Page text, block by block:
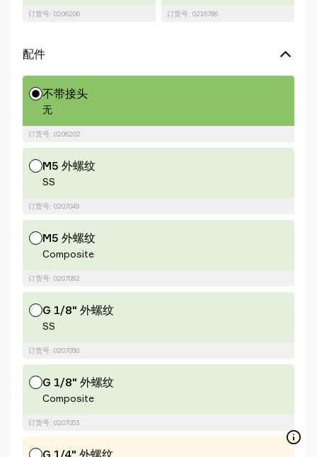
订货号: 0206206 订货号: 0216786
配件
不带接头
无
订货号: 0206202
M5 外螺纹
SS
订货号: 0207049
M5 外螺纹
Composite
订货号: 0207052
G 1/8" 外螺纹
SS
订货号: 0207050
G 1/8" 外螺纹
Composite
订货号: 0207053
G 1/4" 外螺纹